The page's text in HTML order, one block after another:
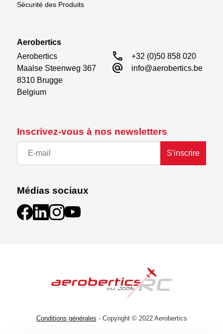
Inscrivez-vous à nos newsletters
S'inscrire
Médias sociaux
Sécurité des Produits
Aerobertics
Aerobertics
Maalse Steenweg 367
8310 Brugge
Belgium
call +32 (0)50 858 020
alternate_email info@aerobertics.be
Conditions générales - Copyright © 2022 Aerobertics